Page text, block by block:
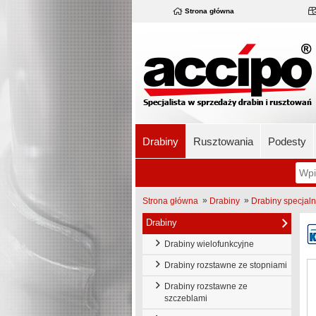
Strona główna
Drabiny Rusztowania Podesty
Strona główna » Drabiny » Drabiny
Drabiny
Drabiny wielofunkcyjne
Drabiny rozstawne ze stopniami
Drabiny rozstawne ze
szczeblami